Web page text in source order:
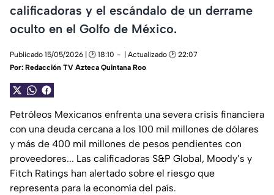
calificadoras y el escándalo de un derrame
oculto en el Golfo de México.
Publicado 15/05/2026 | 🕑 18:10
| Actualizado 🕑 22:07
Por: Redacción TV Azteca Quintana Roo
Petróleos Mexicanos enfrenta una severa crisis financiera
con una deuda cercana a los 100 mil millones de dólares
y más de 400 mil millones de pesos pendientes con
proveedores... Las calificadoras S&P Global, Moody’s y
Fitch Ratings han alertado sobre el riesgo que
representa para la economía del país.